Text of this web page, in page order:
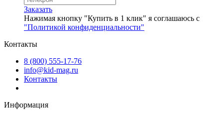
Заказать
Нажимая кнопку "Купить в 1 клик" я соглашаюсь с
"Политикой конфиденциальности"
Контакты
8 (800) 555-17-76
info@kid-mag.ru
Контакты
Информация